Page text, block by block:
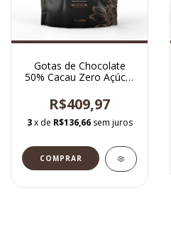
Gotas de Chocolate
50% Cacau Zero Açúcar
R$409,97
3 x de R$136,66 sem juros